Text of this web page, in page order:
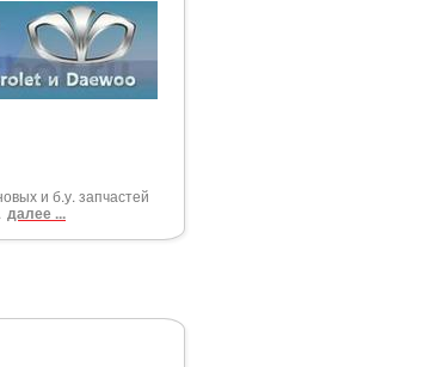
и б.у. запчастей
далее ...